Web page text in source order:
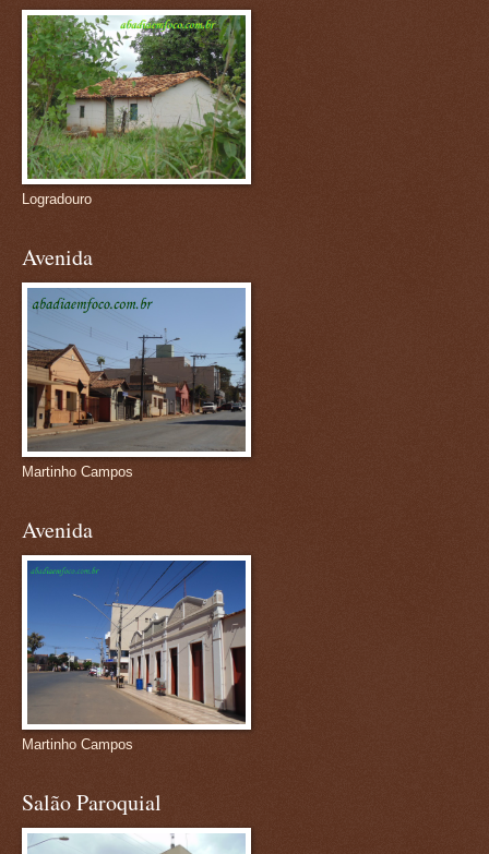
Logradouro
Avenida
Martinho Campos
Avenida
Martinho Campos
Salão Paroquial